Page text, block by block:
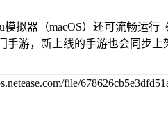
模拟器（macOS）还可流畅运行
手游，新上线的手游也会同步上